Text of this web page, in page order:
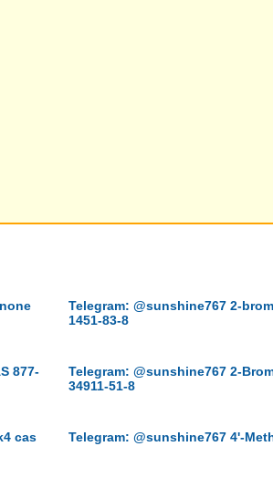
Telegram: @sunshine767 2-
1451-83-8
877-
Telegram: @sunshine767 2-
34911-51-8
cas
Telegram: @sunshine767 4'-